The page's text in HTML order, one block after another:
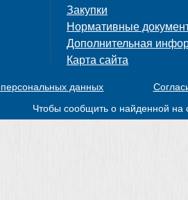
Закупки
Нормативные
Дополнительная
Карта сайта
данных
Чтобы сообщить о найденной на